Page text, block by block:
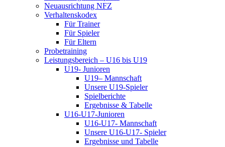
Neuausrichtung NFZ
Verhaltenskodex
Für Trainer
Für Spieler
Für Eltern
Probetraining
Leistungsbereich – U16 bis U19
U19- Junioren
U19– Mannschaft
Unsere U19-Spieler
Spielberichte
Ergebnisse & Tabelle
U16-U17-Junioren
U16-U17- Mannschaft
Unsere U16-U17- Spieler
Ergebnisse und Tabelle